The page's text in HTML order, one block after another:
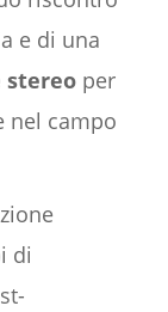
e di una
stereoper
nel campo
di